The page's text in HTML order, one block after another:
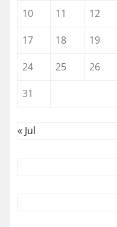
10
11 12
17
18 19
24
25 26
31
« Jul